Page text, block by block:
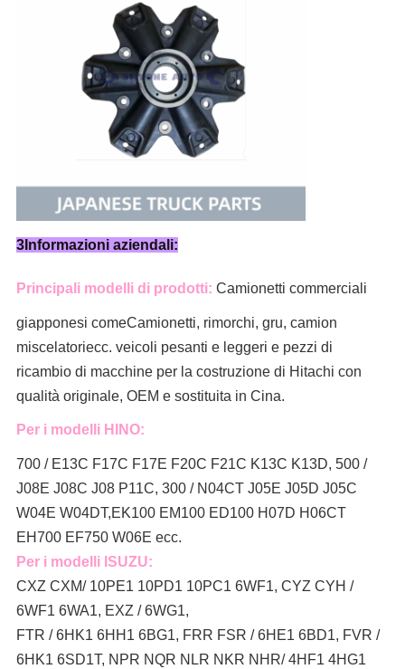
3Informazioni aziendali:
Principali modelli di prodotti: Camionetti commerciali
giapponesi comeCamionetti, rimorchi, gru, camion
miscelatoriecc. veicoli pesanti e leggeri e pezzi di
ricambio di macchine per la costruzione di Hitachi con
qualità originale, OEM e sostituita in Cina.
Per i modelli HINO:
700 / E13C F17C F17E F20C F21C K13C K13D, 500 /
J08E J08C J08 P11C, 300 / N04CT J05E J05D J05C
W04E W04DT,EK100 EM100 ED100 H07D H06CT
EH700 EF750 W06E ecc.
Per i modelli ISUZU:
CXZ CXM/ 10PE1 10PD1 10PC1 6WF1, CYZ CYH /
6WF1 6WA1, EXZ / 6WG1,
FTR / 6HK1 6HH1 6BG1, FRR FSR / 6HE1 6BD1, FVR /
6HK1 6SD1T, NPR NQR NLR NKR NHR/ 4HF1 4HG1